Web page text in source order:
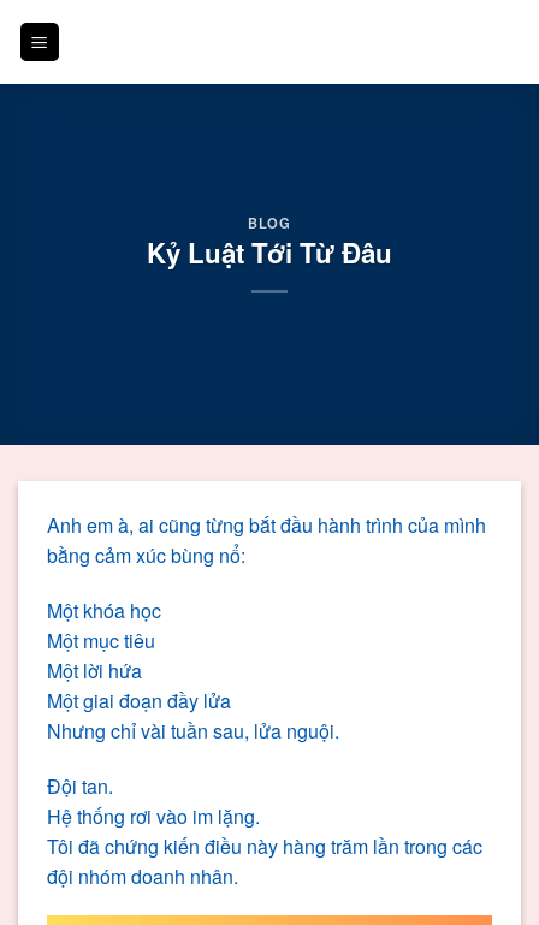
BLOG
Kỷ Luật Tới Từ Đâu
Anh em à, ai cũng từng bắt đầu hành trình của mình
bằng cảm xúc bùng nổ:
Một khóa học
Một mục tiêu
Một lời hứa
Một giai đoạn đầy lửa
Nhưng chỉ vài tuần sau, lửa nguội.
Đội tan.
Hệ thống rơi vào im lặng.
Tôi đã chứng kiến điều này hàng trăm lần trong các
đội nhóm doanh nhân.